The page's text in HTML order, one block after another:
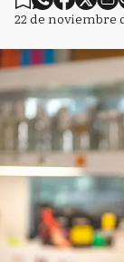
22 de noviembre